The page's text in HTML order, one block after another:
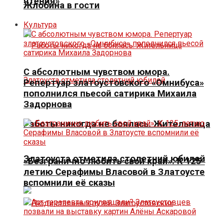
Работы никогда не боялась. Жительница
Златоуста отметила столетний юбилей
Жлобина в гости
Культура
С абсолютным чувством юмора.
Репертуар златоустовского «Омнибуса»
пополнился пьесой сатирика Михаила
Задорнова
«Безгранично любить свой край». К 125-
летию Серафимы Власовой в Златоусте
вспомнили её сказы